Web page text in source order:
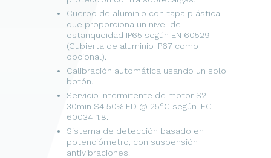
Cuerpo de aluminio con tapa plástica
que proporciona un nivel de
estanqueidad IP65 según EN 60529
(Cubierta de aluminio IP67 como
opcional).
Calibración automática usando un solo
botón.
Servicio intermitente de motor S2
30min S4 50% ED @ 25°C según IEC
60034-1,8.
Sistema de detección basado en
potenciómetro, con suspensión
antivibraciones.